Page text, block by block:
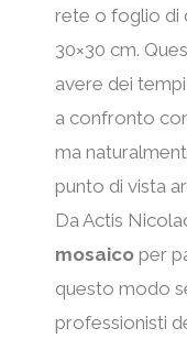
rete o foglio di
30×30 cm.
avere dei
a confronto
ma
punto di vista
Da Actis
mosaico per
questo modo
professionisti